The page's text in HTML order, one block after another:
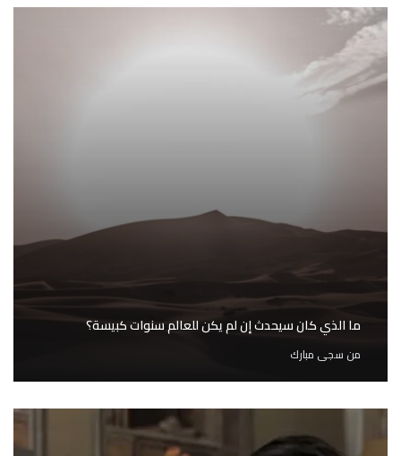
ما الذي كان سيحدث إن لم يكن للعالم سنوات كبيسة؟
من سجى مبارك